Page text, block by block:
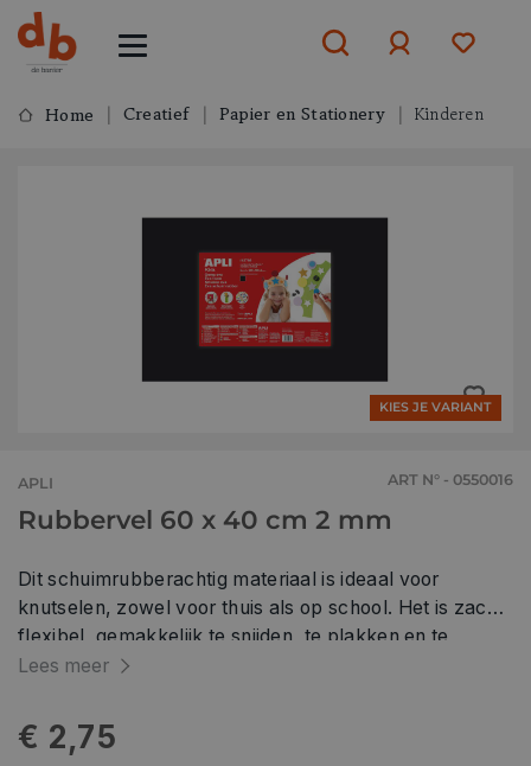
Home Creatief Papier en Stationery Kinderen
KIES JE VARIANT
APLI ART N° - 0550016
Rubbervel 60 x 40 cm 2 mm
Dit schuimrubberachtig materiaal is ideaal voor
knutselen, zowel voor thuis als op school. Het is zacht,
flexibel, gemakkelijk te snijden, te plakken en te
schilderen. Het is ook ondoordringbaar en kan
het basismateriaal voor het maken van maskers,
kronen, kostuums en alle soorten knutselprojecten.
Lees meer
€ 2,75